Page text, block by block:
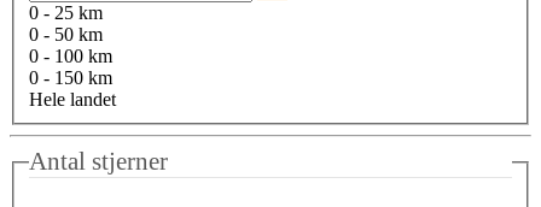
0 - 25 km
0 - 50 km
0 - 100 km
0 - 150 km
Hele landet
Antal stjerner